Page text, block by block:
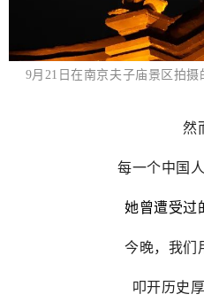
9月21日在南京夫子庙景区拍摄
然
每一个中国
她曾遭受过
今晚，我们
叩开历史